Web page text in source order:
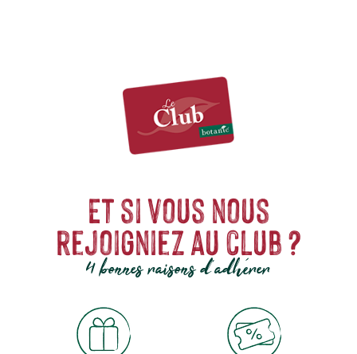
Et si vous nous
rejoigniez au club ?
4 bonnes raisons d'adhérer